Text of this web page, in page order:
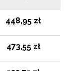
448,95 zł
473,55 zł